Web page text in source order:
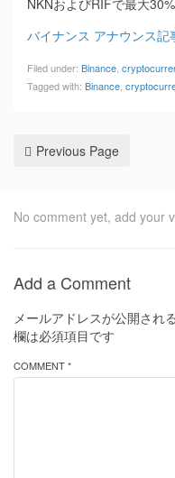
NKNおよびRIFで最大
バイナンス アナウンス記
Filed under: Binance
Tagged with: Binance
Previous Page
No comment yet, add your
Add a Comment
メールアドレスが公開され
欄は必須項目です
COMMENT *